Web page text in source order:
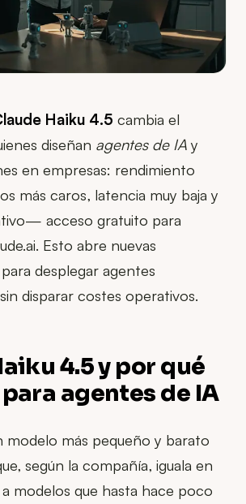
Haiku 4.5 cambia el
diseñan agentes de IA y
en empresas: rendimiento
más caros, latencia muy baja y
acceso gratuito para
Esto abre nuevas
desplegar agentes
disparar costes operativos.
4.5 y por qué
agentes de IA
modelo más pequeño y barato
según la compañía, iguala en
modelos que hasta hace poco